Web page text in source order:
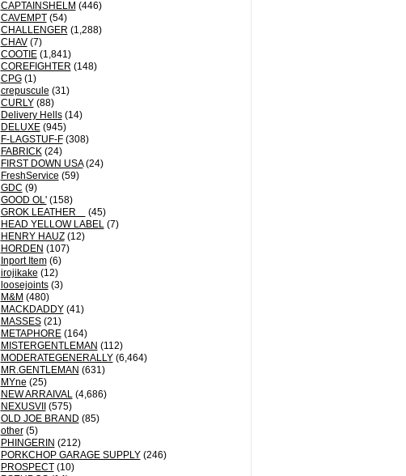
CAPTAINSHELM (446)
CAVEMPT(54)
CHALLENGER (1,288)
CHAV(7)
COOTIE(1,841)
COREFIGHTER (148)
CPG(1)
crepuscule (31)
CURLY(88)
Delivery Hells(14)
DELUXE(945)
F-LAGSTUF-F(308)
FABRICK(24)
FIRST DOWN USA(24)
FreshService (59)
GDC (9)
GOOD OL'(158)
GROK LEATHER
(45)
HEAD YELLOW LABEL(7)
HENRY HAUZ(12)
HORDEN (107)
Inport Item(6)
irojikake (12)
loosejoints(3)
M&M (480)
MACKDADDY(41)
MASSES(21)
METAPHORE(164)
MISTERGENTLEMAN (112)
MODERATEGENERALLY(6,464)
MR.GENTLEMAN (631)
MYne (25)
NEW ARRAIVAL(4,686)
NEXUSVII
(575)
OLD JOE BRAND (85)
other(5)
PHINGERIN (212)
PORKCHOP GARAGE SUPPLY(246)
PROSPECT(10)